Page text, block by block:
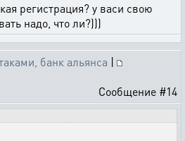
регистрация? у васи свою
надо, что ли?)))
банк альянса |
Сообщение #14